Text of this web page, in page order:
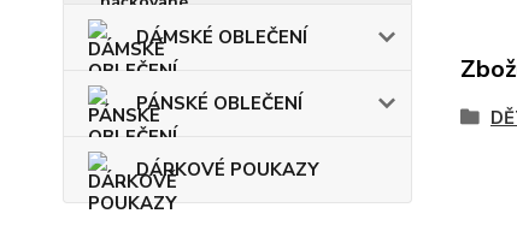
DÁMSKÉ OBLEČENÍ
PÁNSKÉ OBLEČENÍ
DÁRKOVÉ POUKAZY